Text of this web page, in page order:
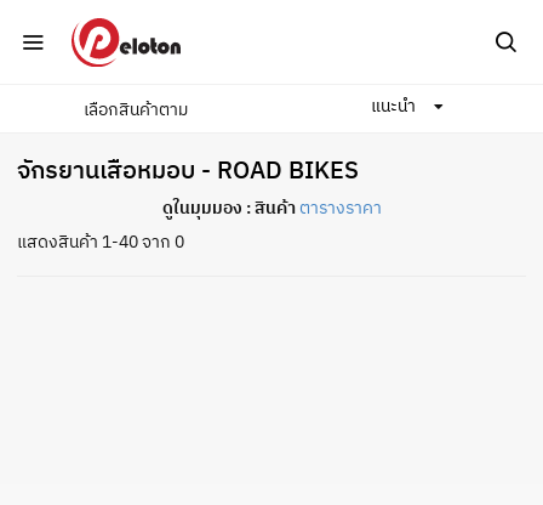
ปั่นจักรยาน จักรยาน
จักรยานเสือหมอบ - ROAD BIKES
เลือกสินค้าตาม
ดูในมุมมอง :สินค้า ตารางราคา
แสดงสินค้า 1-40 จาก 0
แนะนำ